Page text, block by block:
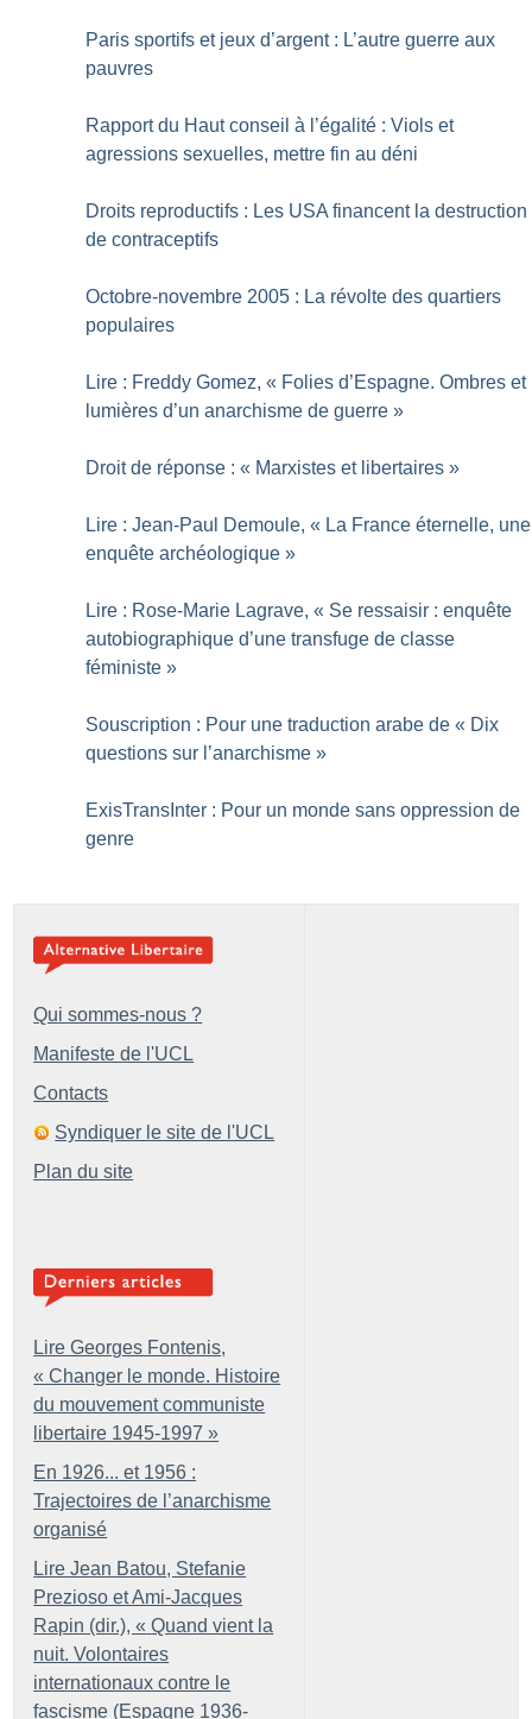
Paris sportifs et jeux d’argent : L’autre guerre aux
pauvres
Rapport du Haut conseil à l’égalité : Viols et
agressions sexuelles, mettre fin au déni
Droits reproductifs : Les USA financent la destruction
de contraceptifs
Octobre-novembre 2005 : La révolte des quartiers
populaires
Lire : Freddy Gomez, « Folies d’Espagne. Ombres et
lumières d’un anarchisme de guerre »
Droit de réponse : « Marxistes et libertaires »
Lire : Jean-Paul Demoule, « La France éternelle, une
enquête archéologique »
Lire : Rose-Marie Lagrave, « Se ressaisir : enquête
autobiographique d’une transfuge de classe
féministe »
Souscription : Pour une traduction arabe de « Dix
questions sur l’anarchisme »
ExisTransInter : Pour un monde sans oppression de
genre
Qui sommes-nous ?
Manifeste de l'UCL
Contacts
Syndiquer le site de l'UCL
Plan du site
Lire Georges Fontenis,
« Changer le monde. Histoire
du mouvement communiste
libertaire 1945-1997 »
En 1926... et 1956 :
Trajectoires de l’anarchisme
organisé
Lire Jean Batou, Stefanie
Prezioso et Ami-Jacques
Rapin (dir.), « Quand vient la
nuit. Volontaires
internationaux contre le
fascisme (Espagne 1936-